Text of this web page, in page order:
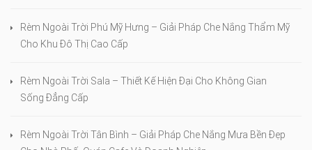
Rèm Ngoài Trời Phú Mỹ Hưng – Giải Pháp Che Nắng Thẩm Mỹ
Cho Khu Đô Thị Cao Cấp
Rèm Ngoài Trời Sala – Thiết Kế Hiện Đại Cho Không Gian
Sống Đẳng Cấp
Rèm Ngoài Trời Tân Bình – Giải Pháp Che Nắng Mưa Bền Đẹp